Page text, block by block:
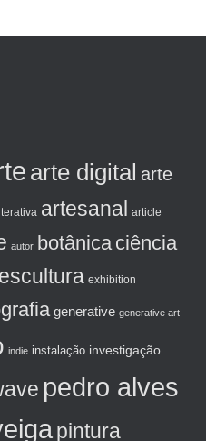
arte digital arte
artesanal article
autor botânica ciência
escultura exhibition
generative generative art
indie instalação investigação
pedro alves
pintura